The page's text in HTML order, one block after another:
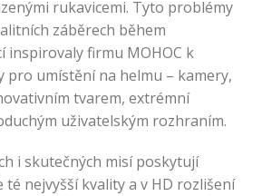
rukavicemi. Tyto problémy
záběrech během
inspirovaly firmu MOHOC k
umístění na helmu – kamery,
tvarem, extrémní
uživatelským rozhraním.
i skutečných misí poskytují
nejvyšší kvality a v HD rozlišení